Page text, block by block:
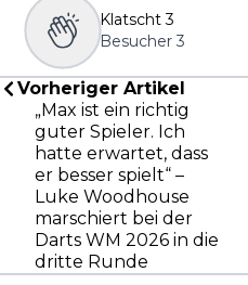
Klatscht 3
Besucher 3
Vorheriger Artikel
„Max ist ein richtig
guter Spieler. Ich
hatte erwartet, dass
er besser spielt“ –
Luke Woodhouse
marschiert bei der
Darts WM 2026 in die
dritte Runde